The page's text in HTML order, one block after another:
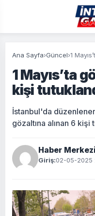
Ana Sayfa›Güncel›1
1 Mayıs’ta
kişi
İstanbul'da
gözaltına alınan 6 kişi
Haber Merkezi
Giriş:02-05-2025